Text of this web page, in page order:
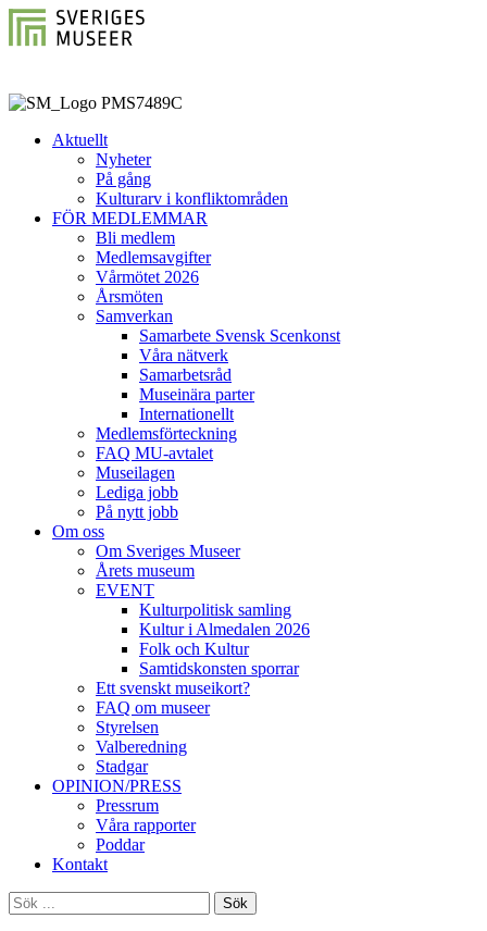
Aktuellt
Nyheter
På gång
Kulturarv i konfliktområden
FÖR MEDLEMMAR
Bli medlem
Medlemsavgifter
Vårmötet 2026
Årsmöten
Samverkan
Samarbete Svensk Scenkonst
Våra nätverk
Samarbetsråd
Museinära parter
Internationellt
Medlemsförteckning
FAQ MU-avtalet
Museilagen
Lediga jobb
På nytt jobb
Om oss
Om Sveriges Museer
Årets museum
EVENT
Kulturpolitisk samling
Kultur i Almedalen 2026
Folk och Kultur
Samtidskonsten sporrar
Ett svenskt museikort?
FAQ om museer
Styrelsen
Valberedning
Stadgar
OPINION/PRESS
Pressrum
Våra rapporter
Poddar
Kontakt
Sök